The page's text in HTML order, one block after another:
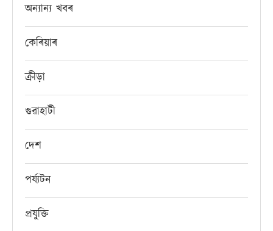
অন্যান্য খবৰ
কেৰিয়াৰ
ক্ৰীড়া
গুৱাহাটী
দেশ
পৰ্য্যটন
প্ৰযুক্তি